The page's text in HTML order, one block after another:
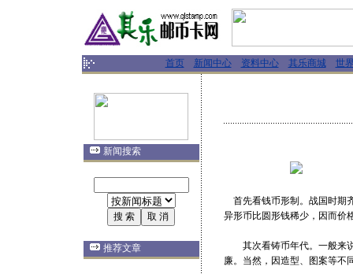
首页 新闻中心 资料中心 其乐商城 世
新闻搜索
推荐文章
首先看钱币形制。战国时期
异形币比圆形钱稀少，因而价
其次看铸币年代。一般来说
廉。当然，因造型、图案等不